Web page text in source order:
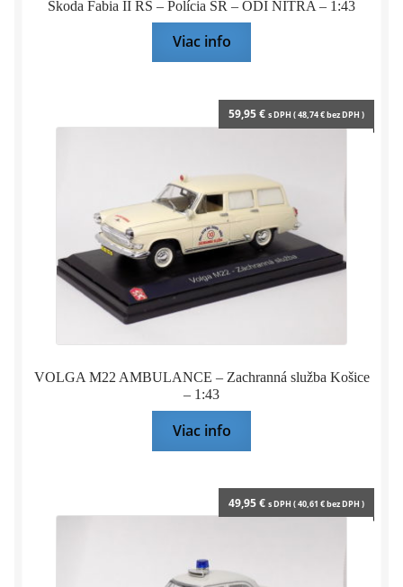
Škoda Fabia II RS – Polícia SR – ODI NITRA – 1:43
Viac info
VOLGA M22 AMBULANCE – Zachranná služba Košice
– 1:43
59,95€ s DPH (48,74€bez DPH )
Viac info
49,95€ s DPH (40,61 €bez DPH )